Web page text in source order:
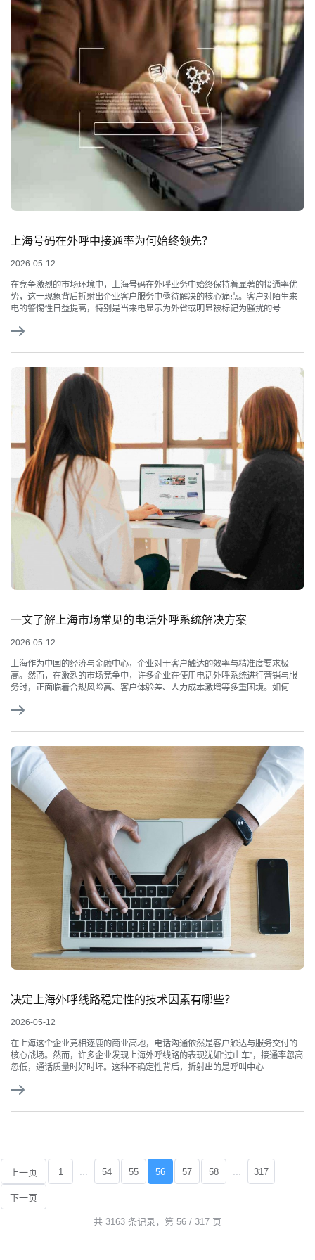
上海号码在外呼中接通率为何始终领先？
2026-05-12
在竞争激烈的市场环境中，上海号码在外呼业务中始终保持着显著的接通率优
势，这一现象背后折射出企业客户服务中亟待解决的核心痛点。客户对陌生来
电的警惕性日益提高，特别是当来电显示为外省或明显被标记为骚扰的号
一文了解上海市场常见的电话外呼系统解决方案
2026-05-12
上海作为中国的经济与金融中心，企业对于客户触达的效率与精准度要求极
高。然而，在激烈的市场竞争中，许多企业在使用电话外呼系统进行营销与服
务时，正面临着合规风险高、客户体验差、人力成本激增等多重困境。如何
决定上海外呼线路稳定性的技术因素有哪些？
2026-05-12
在上海这个企业竞相逐鹿的商业高地，电话沟通依然是客户触达与服务交付的
核心战场。然而，许多企业发现上海外呼线路的表现犹如“过山车”，接通率忽高
忽低，通话质量时好时坏。这种不确定性背后，折射出的是呼叫中心
上一页 1 54 55 56 57 58 317
下一页
共 3163 条记录，第 56 / 317 页